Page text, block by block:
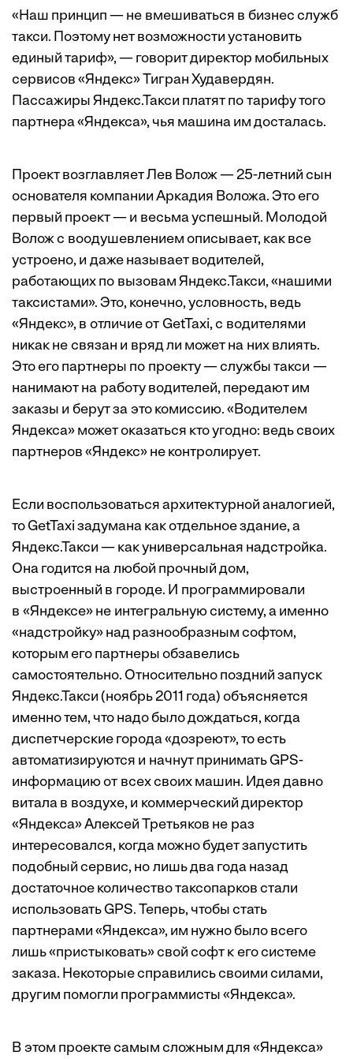
«Наш принцип — не вмешиваться в бизнес служб
такси. Поэтому нет возможности установить
единый тариф», — говорит директор мобильных
сервисов «Яндекс» Тигран Худавердян.
Пассажиры Яндекс.Такси платят по тарифу того
партнера «Яндекса», чья машина им досталась.
Проект возглавляет Лев Волож — 25-летний сын
основателя компании Аркадия Воложа. Это его
первый проект — и весьма успешный. Молодой
Волож с воодушевлением описывает, как все
устроено, и даже называет водителей,
работающих по вызовам Яндекс.Такси, «нашими
таксистами». Это, конечно, условность, ведь
«Яндекс», в отличие от GetTaxi, с водителями
никак не связан и вряд ли может на них влиять.
Это его партнеры по проекту — службы такси —
нанимают на работу водителей, передают им
заказы и берут за это комиссию. «Водителем
Яндекса» может оказаться кто угодно: ведь своих
партнеров «Яндекс» не контролирует.
Если воспользоваться архитектурной аналогией,
то GetTaxi задумана как отдельное здание, а
Яндекс.Такси — как универсальная надстройка.
Она годится на любой прочный дом,
выстроенный в городе. И программировали
в «Яндексе» не интегральную систему, а именно
«надстройку» над разнообразным софтом,
которым его парт­неры обзавелись
самостоятельно. Относительно поздний запуск
Яндекс.Такси (ноябрь 2011 года) объясняется
именно тем, что надо было дождаться, когда
диспетчерские города «дозреют», то есть
автоматизируются и начнут принимать GPS-
информацию от всех своих машин. Идея давно
витала в воздухе, и коммерческий директор
«Яндекса» Алексей Третьяков не раз
интересовался, когда можно будет запустить
подобный сервис, но лишь два года назад
достаточное количество таксопарков стали
использовать GPS. Теперь, чтобы стать
партнерами «Яндекса», им нужно было всего
лишь «пристыковать» свой софт к его системе
заказа. Некоторые справились своими силами,
другим помогли программисты «Яндекса».
В этом проекте самым сложным для «Яндекса»